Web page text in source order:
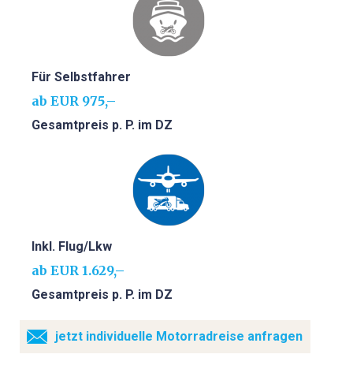
Für Selbstfahrer
ab EUR 975,–
Gesamtpreis p. P. im DZ
Inkl. Flug/Lkw
ab EUR 1.629,–
Gesamtpreis p. P. im DZ
jetzt individuelle Motorradreise anfragen